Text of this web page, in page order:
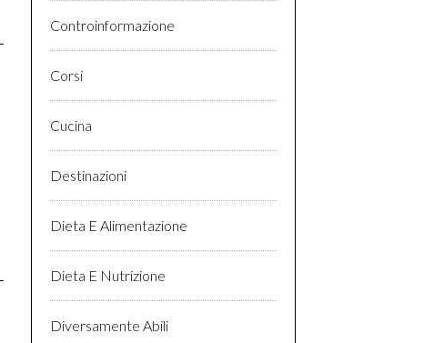
Controinformazione
Corsi
Cucina
Destinazioni
Dieta E Alimentazione
Dieta E Nutrizione
Diversamente Abili